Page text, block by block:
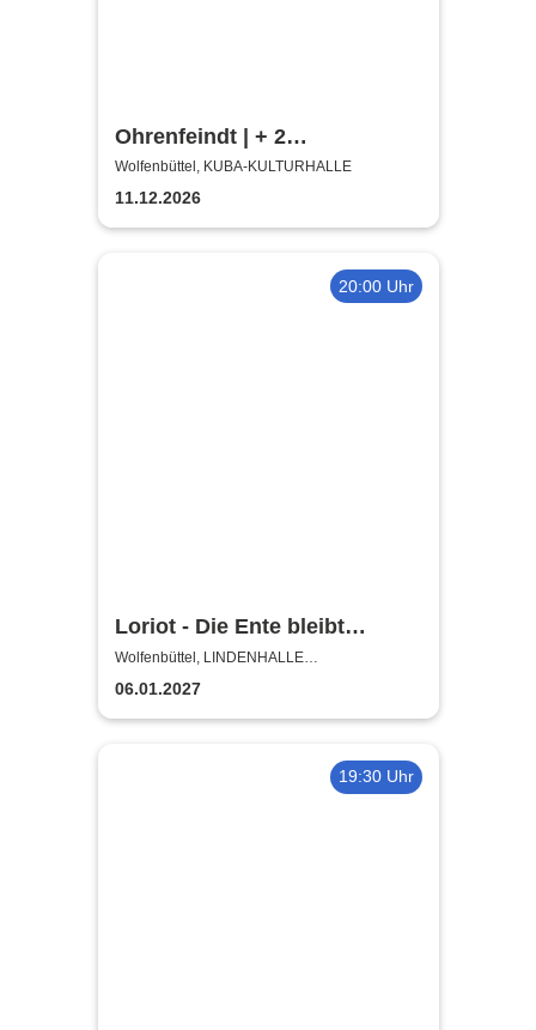
Ohrenfeindt | + 2
Supportbands
Wolfenbüttel, KUBA-KULTURHALLE
11.12.2026
20:00 Uhr
Loriot - Die Ente bleibt
draußen!
Wolfenbüttel, LINDENHALLE
WOLFENBÜTTEL
06.01.2027
19:30 Uhr